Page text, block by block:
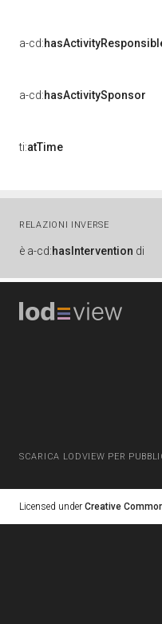
a-cd:
a-cd:hasActivitySponsor
ti:atTime
RELAZIONI INVERSE
è a-cd:hasIntervention di
SCARICA LODVIEW PER
Licensed under Creative